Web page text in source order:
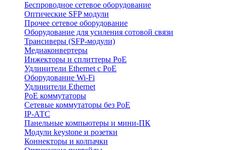
Беспроводное сетевое оборудование
Оптические SFP модули
Прочее сетевое оборудование
Оборудование для усиления сотовой связи
Трансиверы (SFP-модули)
Медиаконвертеры
Инжекторы и сплиттеры PoE
Удлинители Ethernet с PoE
Оборудование Wi-Fi
Удлинители Ethernet
PoE коммутаторы
Сетевые коммутаторы без PoE
IP-АТС
Панельные компьютеры и мини-ПК
Модули keystone и розетки
Коннекторы и колпачки